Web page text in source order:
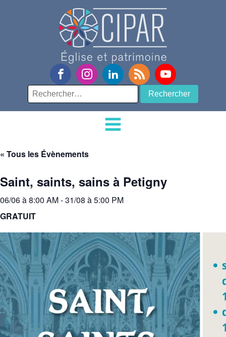
Rechercher :
« Tous les Évènements
Saint, saints, sains à Petigny
06/06 à 8:00 AM-31/08 à 5:00 PM
GRATUIT